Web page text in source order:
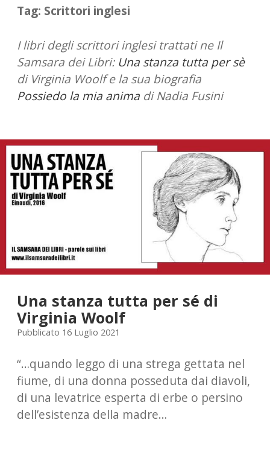
STORIA
Tag: Scrittori inglesi
I libri degli scrittori inglesi trattati ne Il
Samsara dei Libri: Una stanza tutta per sè
di Virginia Woolf e la sua biografia
Possiedo la mia anima di Nadia Fusini
Una stanza tutta per sé di
Virginia Woolf
Pubblicato 16 Luglio 2021
“…quando leggo di una strega gettata nel
fiume, di una donna posseduta dai diavoli,
di una levatrice esperta di erbe o persino
dell’esistenza della madre…